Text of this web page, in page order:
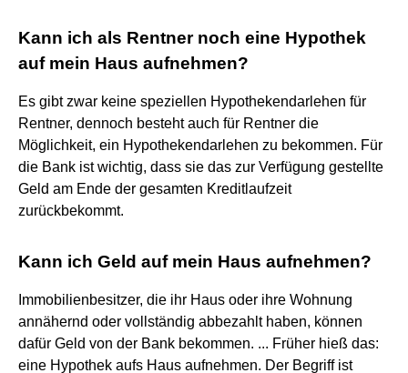
Kann ich als Rentner noch eine Hypothek
auf mein Haus aufnehmen?
Es gibt zwar keine speziellen Hypothekendarlehen für
Rentner, dennoch besteht auch für Rentner die
Möglichkeit, ein Hypothekendarlehen zu bekommen. Für
die Bank ist wichtig, dass sie das zur Verfügung gestellte
Geld am Ende der gesamten Kreditlaufzeit
zurückbekommt.
Kann ich Geld auf mein Haus aufnehmen?
Immobilienbesitzer, die ihr Haus oder ihre Wohnung
annähernd oder vollständig abbezahlt haben, können
dafür Geld von der Bank bekommen. ... Früher hieß das:
eine Hypothek aufs Haus aufnehmen. Der Begriff ist